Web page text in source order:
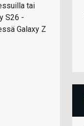
tai
S26 -
Galaxy Z